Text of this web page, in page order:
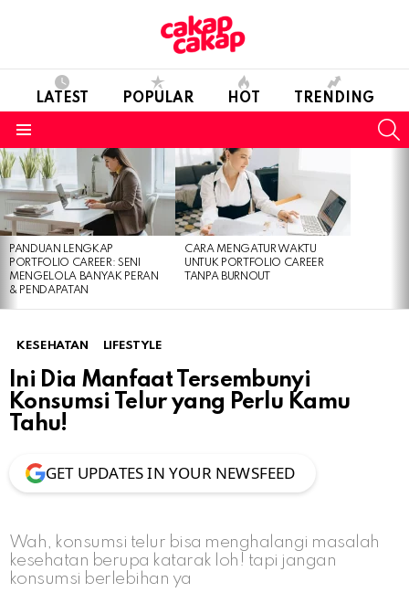
LATEST POPULAR HOT TRENDING
LATEST
STORIES
PANDUAN LENGKAP
PORTFOLIO CAREER: SENI
MENGELOLA BANYAK PERAN
& PENDAPATAN
CARA MENGATUR WAKTU
UNTUK PORTFOLIO CAREER
TANPA BURNOUT
KESEHATAN LIFESTYLE
Ini Dia Manfaat Tersembunyi
Konsumsi Telur yang Perlu Kamu
Tahu!
GET UPDATES IN YOUR NEWSFEED
Wah, konsumsi telur bisa menghalangi masalah
kesehatan berupa katarak loh! tapi jangan
konsumsi berlebihan ya